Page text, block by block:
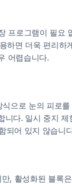
프로그램이 필요
하면 더욱 편리하
어렵습니다.
으로 눈의 피로
다. 일시 중지 제
되어 있지 않습니
, 활성화된 블록